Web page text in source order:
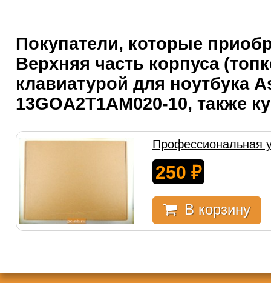
Покупатели, которые
Верхняя часть корпуса
клавиатурой для ноутбука
13GOA2T1AM020-10, также
Профессиональная
250 ₽
В корзину